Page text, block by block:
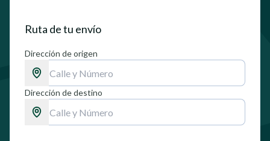
Ruta de tu envío
Dirección de origen
Dirección de destino